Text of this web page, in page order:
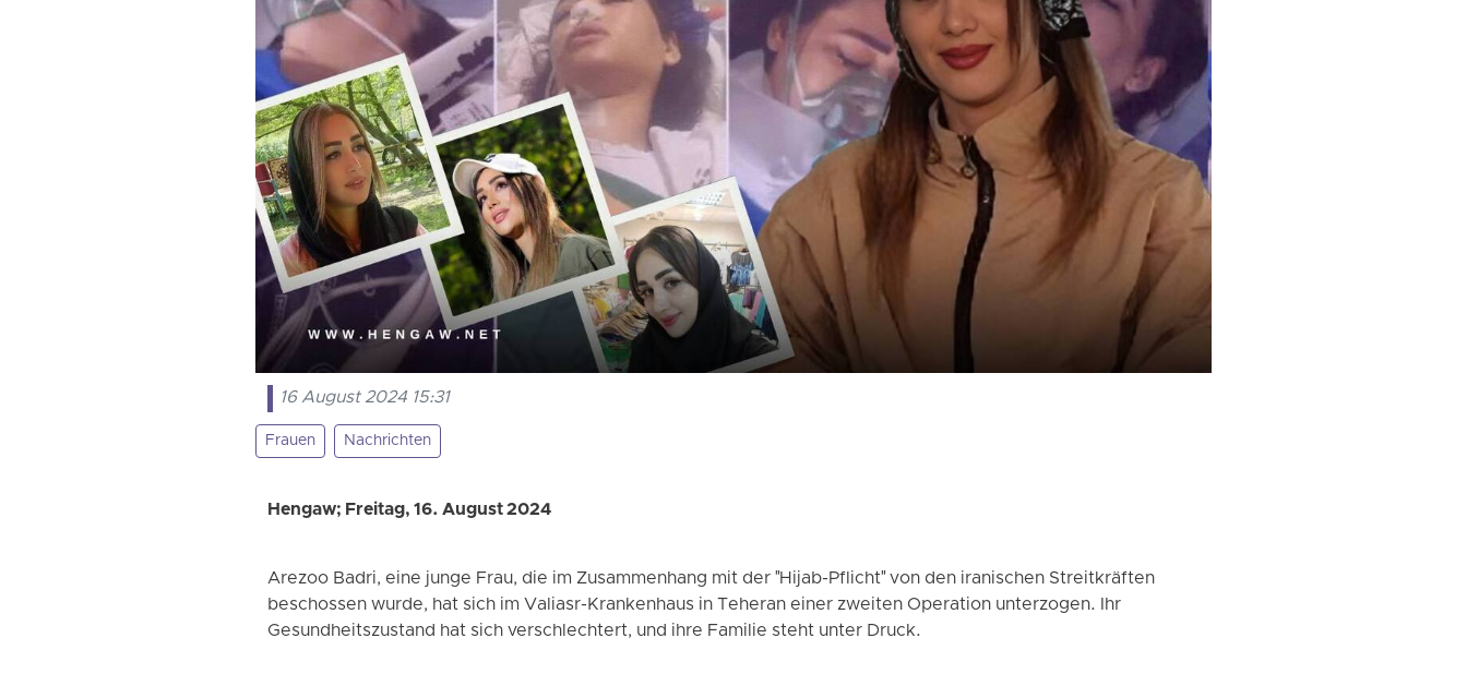
16 August 2024 15:31
Frauen Nachrichten
Hengaw; Freitag, 16. August 2024
Arezoo Badri, eine junge Frau, die im Zusammenhang mit der "Hijab-Pflicht" von den iranischen Streitkräften
beschossen wurde, hat sich im Valiasr-Krankenhaus in Teheran einer zweiten Operation unterzogen. Ihr
Gesundheitszustand hat sich verschlechtert, und ihre Familie steht unter Druck.